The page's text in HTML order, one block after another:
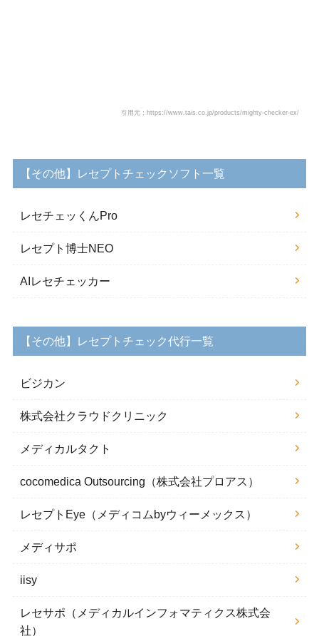
引用元：https://www.tais.co.jp/products/mighty-checker-ex/
【その他】レセプトチェックソフト一覧
レセチェッくんPro
レセプト博士NEO
AIレセチェッカー
【その他】レセプトチェック代行一覧
ビジカン
株式会社クラウドクリニック
メディカルタクト
cocomedica Outsourcing（株式会社プロアス）
レセプトEye（メディコムbyウィーメックス）
メディサポ
iisy
レセサポ（メディカルインフォマティクス株式会
社）